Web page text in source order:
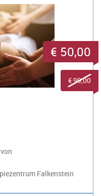
Falkenstein
€ 50,00
€ 99,00